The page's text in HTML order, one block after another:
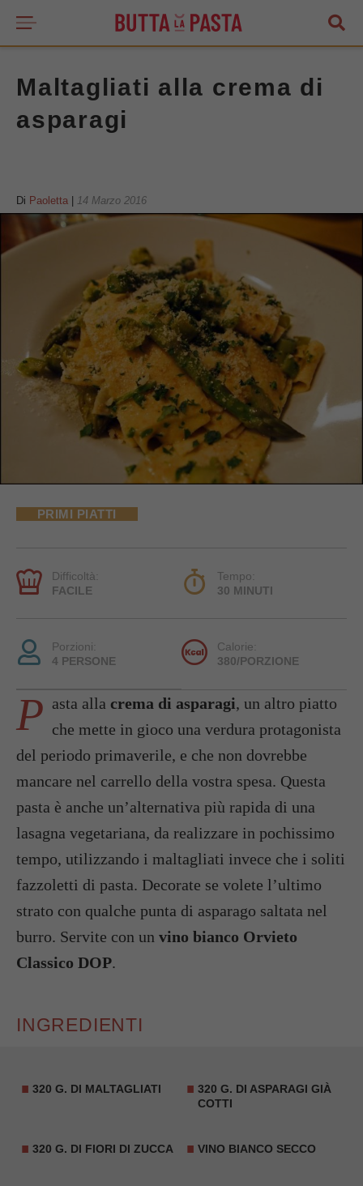
Maltagliati alla crema di
asparagi
Di Paoletta 14 Marzo 2016
PRIMI PIATTI
Difficoltà:
FACILE
Tempo:
30 MINUTI
Porzioni:
4 PERSONE
Calorie:
380/PORZIONE
P asta alla crema di asparagi, un altro piatto
che mette in gioco una verdura protagonista
del periodo primaverile, e che non dovrebbe
mancare nel carrello della vostra spesa. Questa
pasta è anche un’alternativa più rapida di una
lasagna vegetariana, da realizzare in pochissimo
tempo, utilizzando i maltagliati invece che i soliti
fazzoletti di pasta. Decorate se volete l’ultimo
strato con qualche punta di asparago saltata nel
burro. Servite con un vino bianco Orvieto
Classico DOP.
INGREDIENTI
320 G. DI MALTAGLIATI
320 G. DI ASPARAGI GIÀ
COTTI
320 G. DI FIORI DI ZUCCA VINO BIANCO SECCO